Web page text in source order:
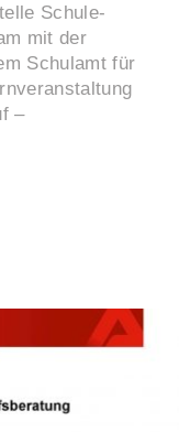
Schule-
mit der
Schulamt für
–